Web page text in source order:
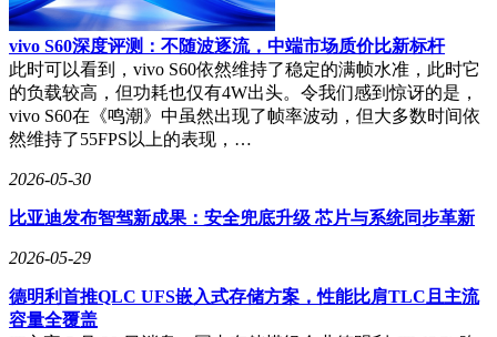
vivo S60深度评测：不随波逐流，中端市场质价比新标杆
此时可以看到，vivo S60依然维持了稳定的满帧水准，此时它
的负载较高，但功耗也仅有4W出头。令我们感到惊讶的是，
vivo S60在《鸣潮》中虽然出现了帧率波动，但大多数时间依
然维持了55FPS以上的表现，…
2026-05-30
比亚迪发布智驾新成果：安全兜底升级 芯片与系统同步革新
2026-05-29
德明利首推QLC UFS嵌入式存储方案，性能比肩TLC且主流
容量全覆盖